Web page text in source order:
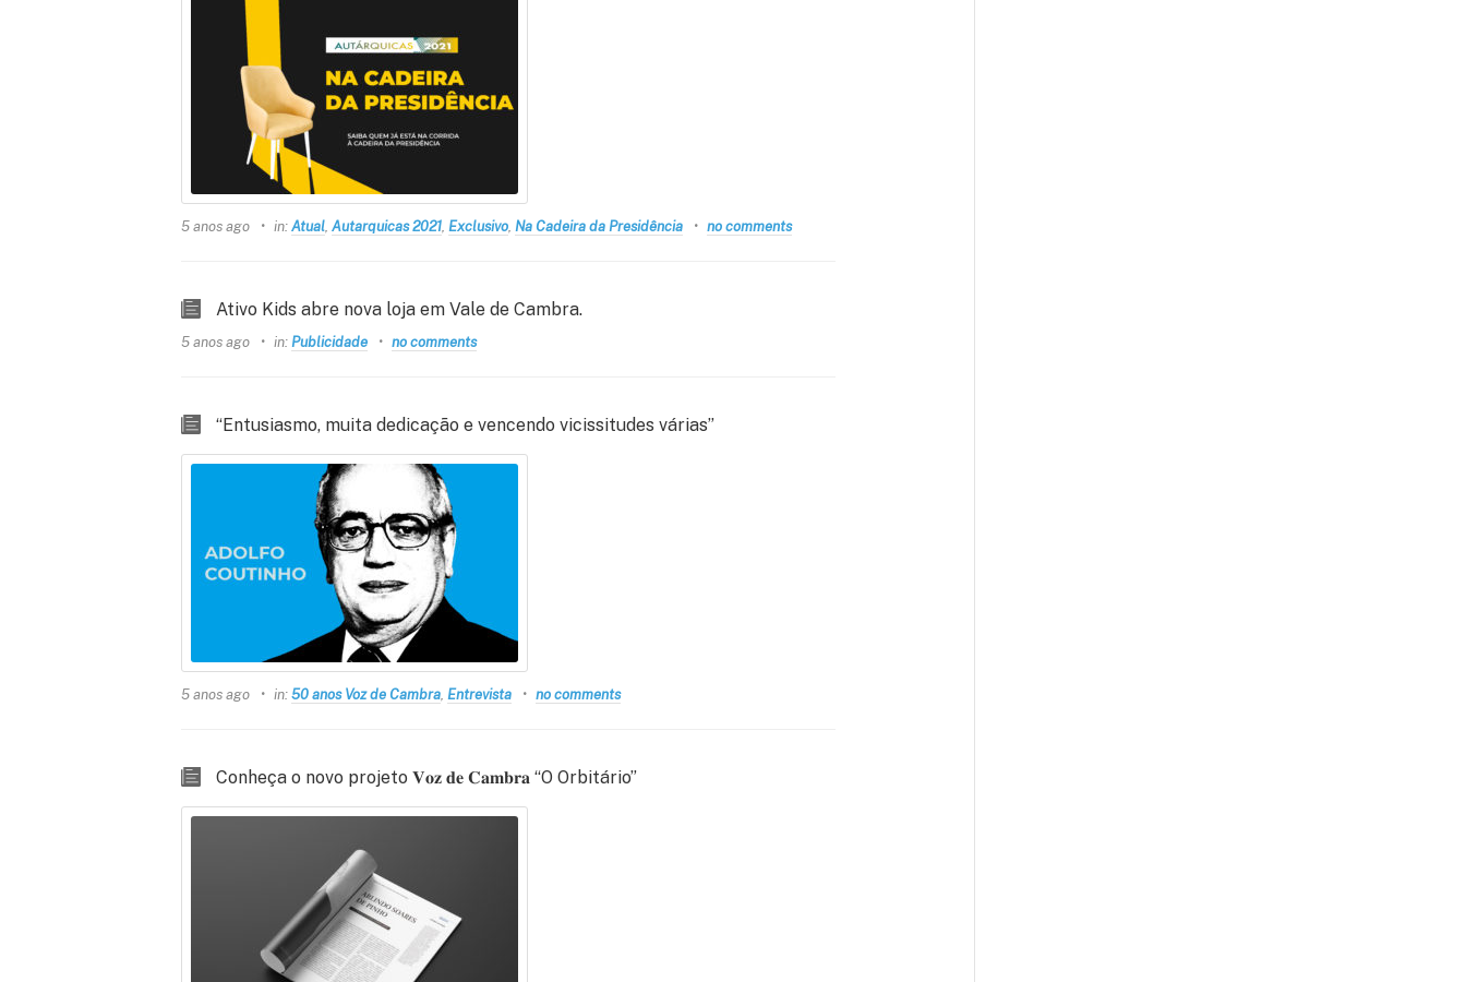
5 anos ago in: Atual, Autarquicas 2021, Exclusivo, Na Cadeira da Presidência no comments
Ativo Kids abre nova loja em Vale de Cambra.
5 anos ago in: Publicidade no comments
“Entusiasmo, muita dedicação e vencendo vicissitudes várias”
5 anos ago in: 50 anos Voz de Cambra, Entrevista no comments
Conheça o novo projeto 𝐕𝐨𝐳 𝐝𝐞 𝐂𝐚𝐦𝐛𝐫𝐚 “O Orbitário”